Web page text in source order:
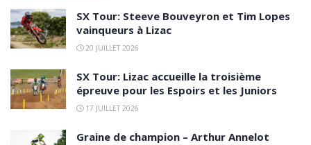
SX Tour: Steeve Bouveyron et Tim Lopes
vainqueurs à Lizac
20 JUILLET 2026
SX Tour: Lizac accueille la troisième
épreuve pour les Espoirs et les Juniors
17 JUILLET 2026
Graine de champion – Arthur Annelot